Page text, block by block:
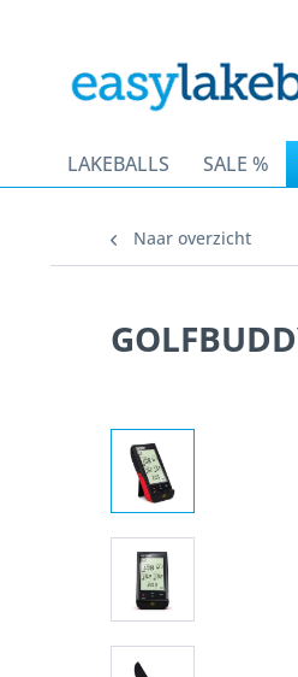
LAKEBALLS SALE %
Naar overzicht